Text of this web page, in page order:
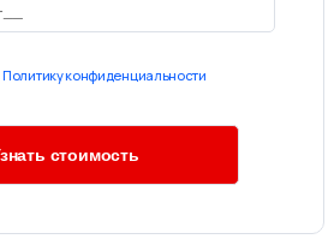
Политику конфиденциальности